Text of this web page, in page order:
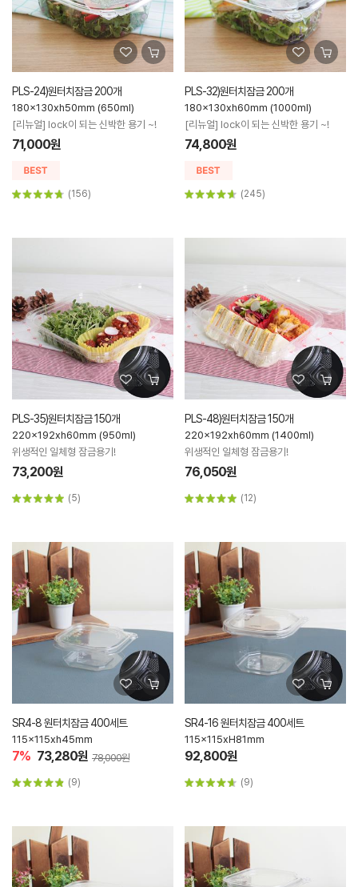
PLS-24)원터치잠금 200개
180x130xh50mm (650ml)
[리뉴얼] lock이 되는 신박한 용기 ~!
71,000원
(156)
PLS-32)원터치잠금 200개
180x130xh60mm (1000ml)
[리뉴얼] lock이 되는 신박한 용기 ~!
74,800원
(245)
PLS-35)원터치잠금 150개
220x192xh60mm (950ml)
위생적인 일체형 잠금용기!
73,200원
(5)
PLS-48)원터치잠금 150개
220x192xh60mm (1400ml)
위생적인 일체형 잠금용기!
76,050원
(12)
SR4-8 원터치잠금 400세트
115x115xh45mm
7% 73,280원 78,000원
(9)
SR4-16 원터치잠금 400세트
115x115xH81mm
92,800원
(9)